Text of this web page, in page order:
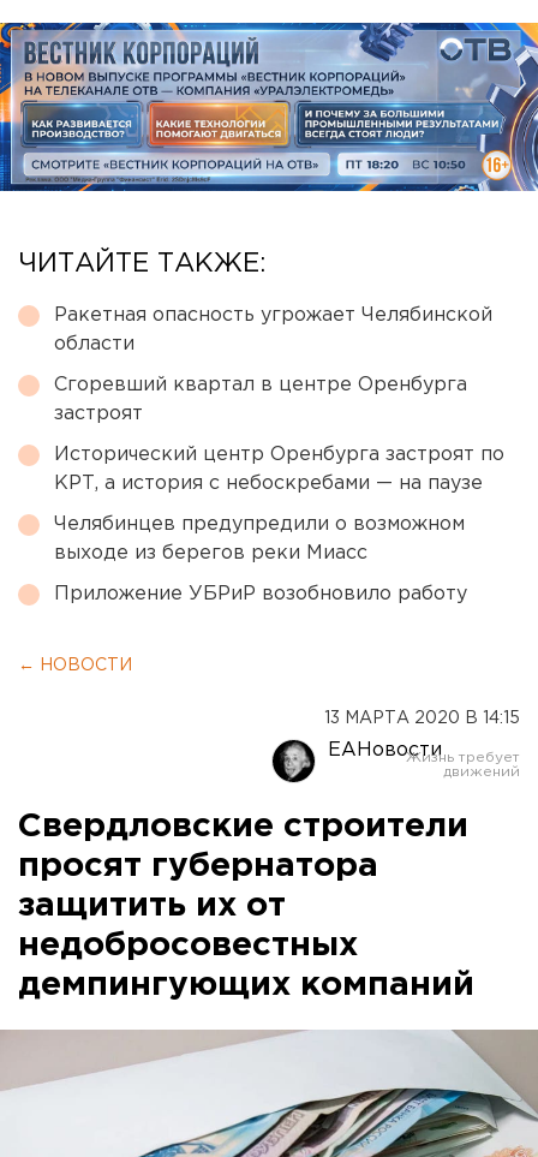
ЧИТАЙТЕ ТАКЖЕ:
Ракетная опасность угрожает Челябинской
области
Сгоревший квартал в центре Оренбурга
застроят
Исторический центр Оренбурга застроят по
КРТ, а история с небоскребами — на паузе
Челябинцев предупредили о возможном
выходе из берегов реки Миасс
Приложение УБРиР возобновило работу
← НОВОСТИ
13 МАРТА 2020 В 14:15
ЕАНовости
Свердловские строители
просят губернатора
защитить их от
недобросовестных
демпингующих компаний